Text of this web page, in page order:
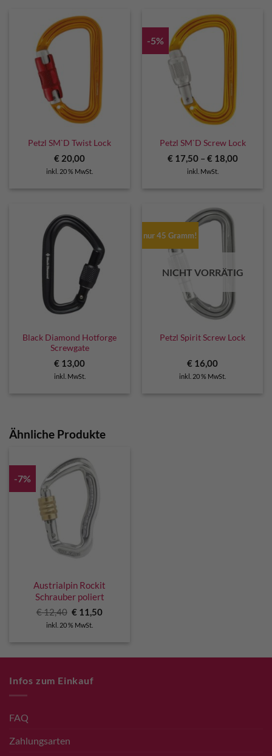
Petzl SM`D Twist Lock
€ 20,00
inkl. 20 % MwSt.
-5%
Petzl SM`D Screw Lock
€17,50– €18,00
inkl. MwSt.
Black Diamond Hotforge
Screwgate
€ 13,00
inkl. MwSt.
nur 45 Gramm!
NICHT VORRÄTIG
Petzl Spirit Screw Lock
€ 16,00
inkl. 20 % MwSt.
Ähnliche Produkte
-7%
Austrialpin Rockit
Schrauber poliert
€12,40 Ursprünglicher
Preis
war:
€ 11,50Aktueller
inkl. 20 % MwSt.
Infos zum Einkauf
FAQ
Zahlungsarten